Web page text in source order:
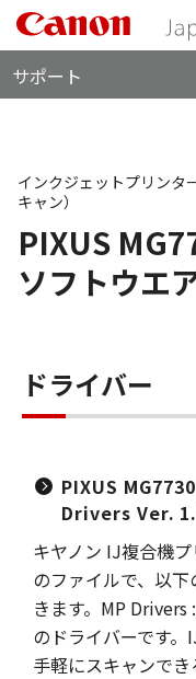
サポート
PIXUS
ソフトウエ
インクジェットプリンタ
キャン）
ドライバー
PIXUS
Drivers Ver.
キヤノン IJ複合機
のファイルで、以
きます。MP
のドライバーです
手軽にスキャンで